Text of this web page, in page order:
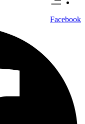
Facebook